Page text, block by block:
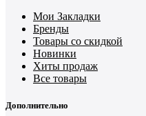
Мои Закладки
Бренды
Товары со скидкой
Новинки
Хиты продаж
Все товары
Дополнительно